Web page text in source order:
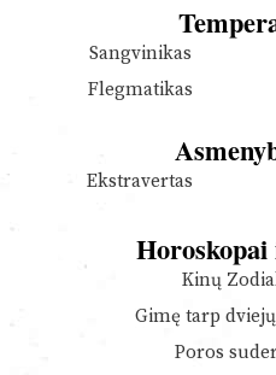
Sangvinikas
Flegmatikas
Ekstravertas
Kinų
Gimę tarp
Poros